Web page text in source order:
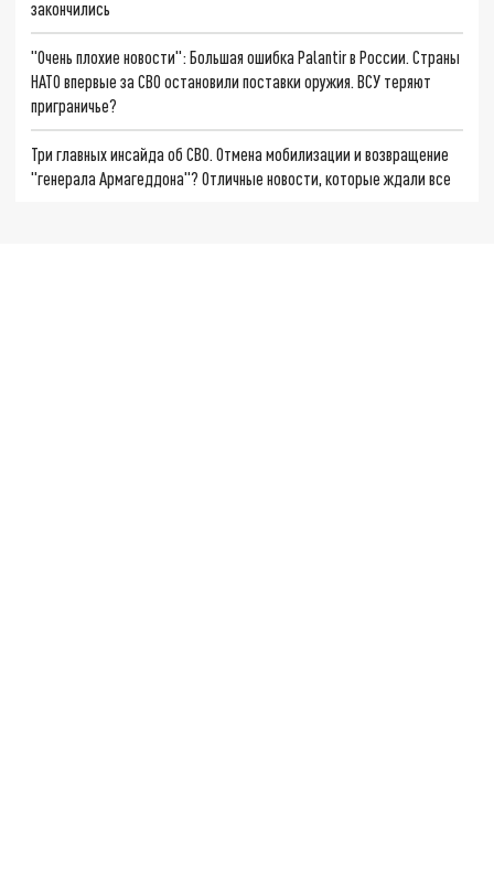
закончились
"Очень плохие новости": Большая ошибка Palantir в России. Страны
НАТО впервые за СВО остановили поставки оружия. ВСУ теряют
приграничье?
Три главных инсайда об СВО. Отмена мобилизации и возвращение
"генерала Армагеддона"? Отличные новости, которые ждали все